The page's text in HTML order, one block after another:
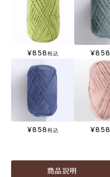
¥858税込 ¥858
¥858税込 ¥858
商品説明